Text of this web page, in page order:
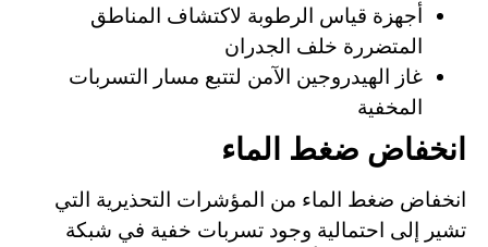
أجهزة قياس الرطوبة لاكتشاف المناطق
المتضررة خلف الجدران
غاز الهيدروجين الآمن لتتبع مسار التسربات
المخفية
انخفاض ضغط الماء
انخفاض ضغط الماء من المؤشرات التحذيرية التي
تشير إلى احتمالية وجود تسربات خفية في شبكة